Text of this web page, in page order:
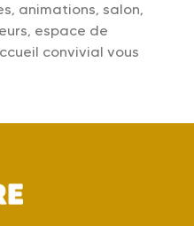
animations, salon,
espace de
convivial vous